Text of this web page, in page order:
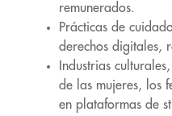
remunerados.
Prácticas de
derechos digitales,
Industrias
de las mujeres, los
en plataformas de